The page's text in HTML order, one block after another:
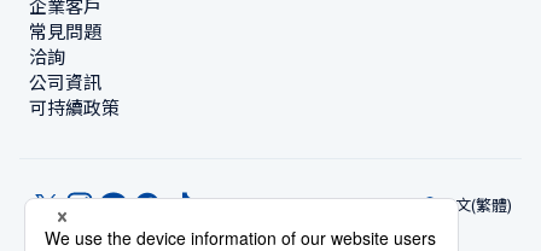
企業客戶
常見問題
洽詢
公司資訊
可持續政策
中文(繁體)